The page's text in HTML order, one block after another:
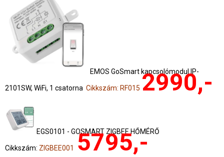
EMOS GoSmart kapcsolómodul IP-
2101SW, WiFi, 1 csatorna Cikkszám: RF015 2990,-
EGS0101 - GOSMART ZIGBEE HŐMÉRŐ
Cikkszám: ZIGBEE001 5795,-